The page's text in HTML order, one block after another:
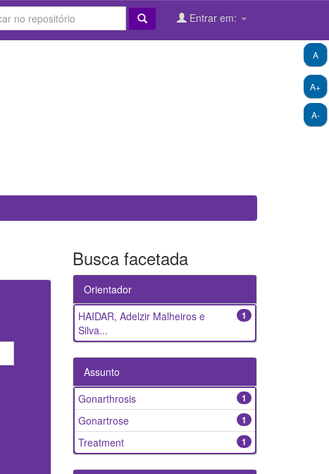
Entrar em:
A+
A-
A
Busca facetada
Orientador
1
HAIDAR, Adelzir Malheiros e
Silva...
Assunto
1
Gonarthrosis
1
Gonartrose
1
Treatment